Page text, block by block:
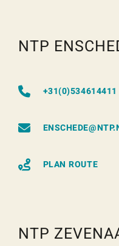
NTP
+31(0)534614411
PLAN ROUTE
NTP